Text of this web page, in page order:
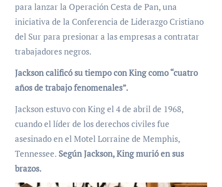
para lanzar la Operación Cesta de Pan, una
iniciativa de la Conferencia de Liderazgo Cristiano
del Sur para presionar a las empresas a contratar
trabajadores negros.
Jackson calificó su tiempo con King como “cuatro
años de trabajo fenomenales”.
Jackson estuvo con King el 4 de abril de 1968,
cuando el líder de los derechos civiles fue
asesinado en el Motel Lorraine de Memphis,
Tennessee. Según Jackson, King murió en sus
brazos.